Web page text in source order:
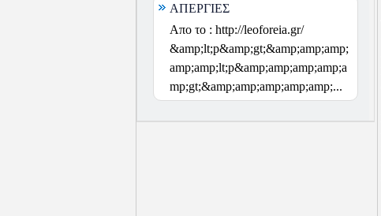
ΑΠΕΡΓΙΕΣ
Απο το : http://leoforeia.gr/
&amp;lt;p&amp;gt;&amp;amp;amp;
amp;amp;lt;p&amp;amp;amp;amp;a
mp;gt;&amp;amp;amp;amp;amp;...